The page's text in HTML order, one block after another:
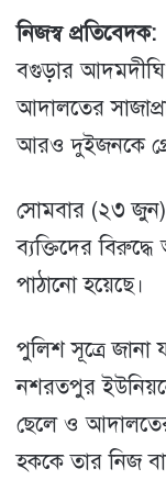
নিজস্ব প্রতিবেদক:
বগুড়ার আদমদীঘি
আদালতের
আরও দুইজনকে
সোমবার (২৩ জুন)
ব্যক্তিদের
পাঠানো হয়েছে।
পুলিশ সূত্রে জানা
নশরতপুর
ছেলে ও
হককে তার নিজ